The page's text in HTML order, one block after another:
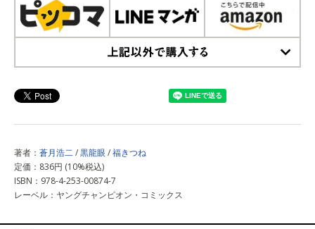
著者： 蒼月浩二/黒龍眼/福きつね
定価：836円 (10%税込)
ISBN：978-4-253-00874-7
レーベル：ヤングチャンピオン・コミックス